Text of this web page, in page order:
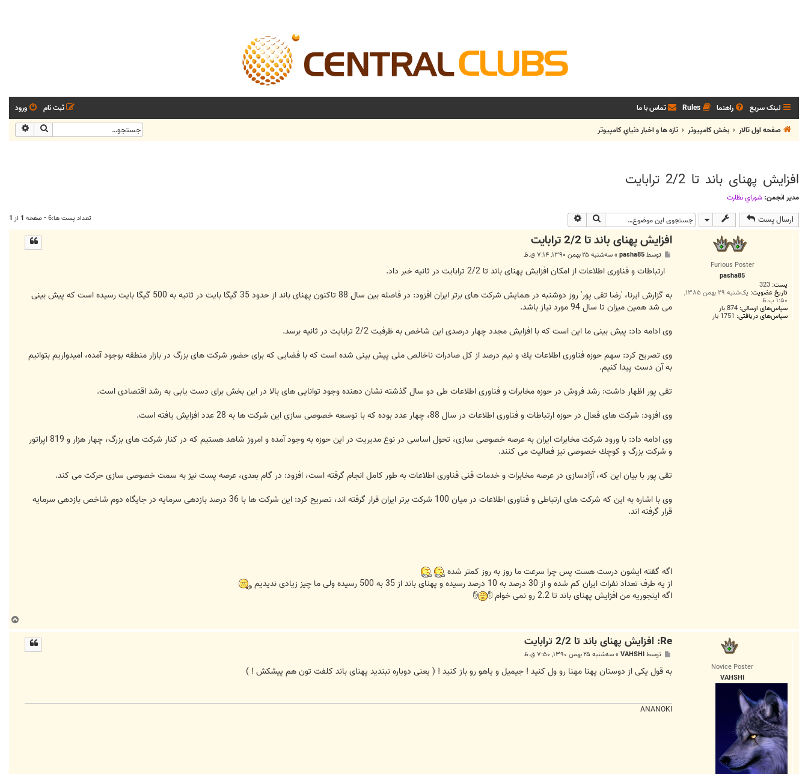
لینک سریع راهنما Rules تماس با ما ورود
ثبت نام
صفحه اول تالار
بخش كامپيوتر تازه ها و اخبار دنياي کامپيوتر جستجو
افزایش پهنای باند تا 2/2 ترابایت
مدیر انجمن: شوراي نظارت
ارسال پست جستجو تعداد پست ها:6 • صفحه 1 از 1
Furious Poster
pasha85
پست: 323
تاریخ عضویت: یک‌شنبه ۲۹ بهمن ۱۳۸۵,
۱:۵۰ ب.ظ
سپاس‌های ارسالی: 874 بار
سپاس‌های دریافتی: 1751 بار
افزایش پهنای باند تا 2/2 ترابایت
ت
توسطpasha85
»سه‌شنبه ۲۵ بهمن ۱۳۹۰, ۷:۱۴ ق.ظ
ارتباطات و فناوری اطلاعات از امكان افزایش پهنای باند تا 2/2 ترابایت در ثانیه خبر داد.
به گزارش ایرنا، 'رضا تقی پور' روز دوشنبه در همایش شركت های برتر ایران افزود: در فاصله بین سال 88 تاكنون پهنای باند از حدود 35 گیگا بایت در ثانیه به 500 گیگا بایت رسیده است كه پیش بینی
می شد همین میزان تا سال 94 مورد نیاز باشد.
وی ادامه داد: پیش بینی ما این است كه با افزایش مجدد چهار درصدی این شاخص به ظرفیت 2/2 ترابایت در ثانیه برسد.
وی تصریح كرد: سهم حوزه فناوری اطلاعات یك و نیم درصد از كل صادرات ناخالص ملی پیش بینی شده است كه با فضایی كه برای حضور شركت های بزرگ در بازار منطقه بوجود آمده، امیدواریم بتوانیم
به آن دست پیدا كنیم.
تقی پور اظهار داشت: رشد فروش در حوزه مخابرات و فناوری اطلاعات طی دو سال گذشته نشان دهنده وجود توانایی های بالا در این بخش برای دست یابی به رشد اقتصادی است.
وی افزود: شركت های فعال در حوزه ارتباطات و فناوری اطلاعات در سال 88، چهار عدد بوده كه با توسعه خصوصی سازی این شركت ها به 28 عدد افزایش یافته است.
وی ادامه داد: با ورود شركت مخابرات ایران به عرصه خصوصی سازی، تحول اساسی در نوع مدیریت در این حوزه به وجود آمده و امروز شاهد هستیم كه در كنار شركت های بزرگ، چهار هزار و 819 اپراتور
و شركت بزرگ و كوچك خصوصی نیز فعالیت می كنند.
تقی پور با بیان این كه، آزادسازی در عرصه مخابرات و خدمات فنی فناوری اطلاعات به طور كامل انجام گرفته است، افزود: در گام بعدی، عرصه پست نیز به سمت خصوصی سازی حركت می كند.
وی با اشاره به این كه شركت های ارتباطی و فناوری اطلاعات در میان 100 شركت برتر ایران قرار گرفته اند، تصریح كرد: این شركت ها با 36 درصد بازدهی سرمایه در جایگاه دوم شاخص بازدهی سرمایه
قرار گرفته اند.
اگه گفته ایشون درست هست پس چرا سرعت ما روز به روز کمتر شده
از یه طرف تعداد نفرات ایران کم شده و از 30 درصد به 10 درصد رسیده و پهنای باند از 35 به 500 رسیده ولی ما چیز زیادی ندیدیم
اگه اینجوریه من افزایش پهنای باند تا 2.2 رو نمی خوام
ا
Novice Poster
VAHSHI
Re: افزایش پهنای باند تا 2/2 ترابایت
ت
توسطVAHSHI
»سه‌شنبه ۲۵ بهمن ۱۳۹۰, ۷:۵۰ ق.ظ
به قول یکی از دوستان پهنا مهنا رو ول کنید ! جیمیل و یاهو رو باز کنید ! ( یعنی دوباره نبندید پهنای باند کلفت تون هم پیشکش ! )
ANANOKI